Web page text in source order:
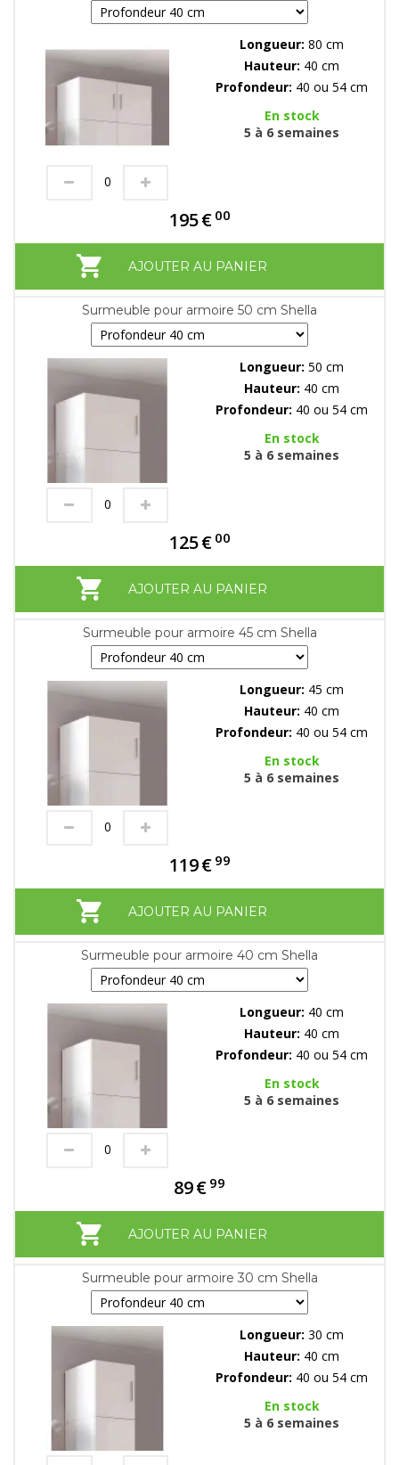
Longueur: 80 cm
Hauteur: 40 cm
Profondeur: 40 ou 54 cm
En stock
5 à 6 semaines
195€ 00
AJOUTER AU PANIER
Surmeuble pour armoire 50 cm Shella
Longueur: 50 cm
Hauteur: 40 cm
Profondeur: 40 ou 54 cm
En stock
5 à 6 semaines
125€ 00
AJOUTER AU PANIER
Surmeuble pour armoire 45 cm Shella
Longueur: 45 cm
Hauteur: 40 cm
Profondeur: 40 ou 54 cm
En stock
5 à 6 semaines
119€ 99
AJOUTER AU PANIER
Surmeuble pour armoire 40 cm Shella
Longueur: 40 cm
Hauteur: 40 cm
Profondeur: 40 ou 54 cm
En stock
5 à 6 semaines
89€ 99
AJOUTER AU PANIER
Surmeuble pour armoire 30 cm Shella
Longueur: 30 cm
Hauteur: 40 cm
Profondeur: 40 ou 54 cm
En stock
5 à 6 semaines